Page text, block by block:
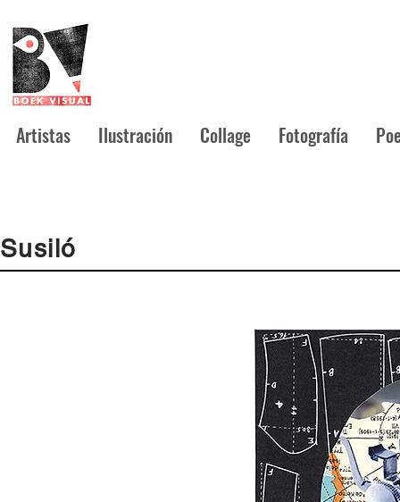
Artistas Ilustración Collage Fotografía
Susiló